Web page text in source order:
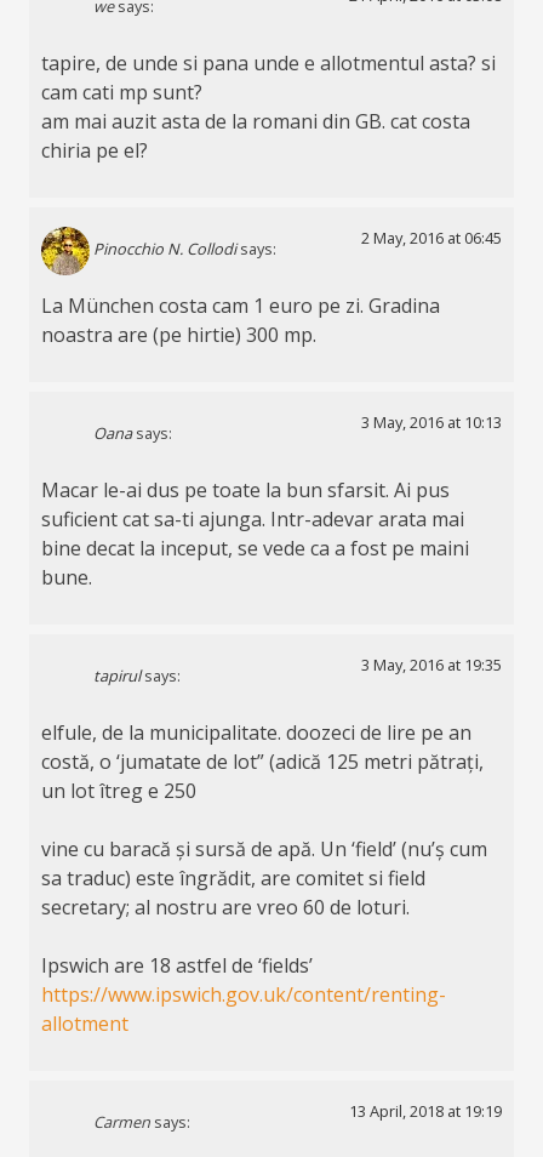
we says:
tapire, de unde si pana unde e allotmentul asta? si
cam cati mp sunt?
am mai auzit asta de la romani din GB. cat costa
chiria pe el?
Pinocchio N. Collodi says:
2 May, 2016 at 06:45
La München costa cam 1 euro pe zi. Gradina
noastra are (pe hirtie) 300 mp.
Oana says:
3 May, 2016 at 10:13
Macar le-ai dus pe toate la bun sfarsit. Ai pus
suficient cat sa-ti ajunga. Intr-adevar arata mai
bine decat la inceput, se vede ca a fost pe maini
bune.
tapirul says:
3 May, 2016 at 19:35
elfule, de la municipalitate. doozeci de lire pe an
costă, o ‘jumatate de lot” (adică 125 metri pătrați,
un lot îtreg e 250
vine cu baracă și sursă de apă. Un ‘field’ (nu’ș cum
sa traduc) este îngrădit, are comitet si field
secretary; al nostru are vreo 60 de loturi.
Ipswich are 18 astfel de ‘fields’
https://www.ipswich.gov.uk/content/renting-
allotment
Carmen says:
13 April, 2018 at 19:19